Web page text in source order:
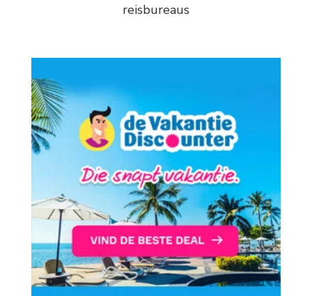
reisbureaus